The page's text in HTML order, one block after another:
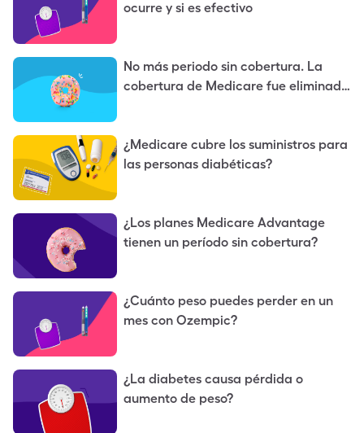
ocurre y si es efectivo
No más periodo sin cobertura. La
cobertura de Medicare fue eliminada
¿Medicare cubre los suministros para
las personas diabéticas?
¿Los planes Medicare Advantage
tienen un período sin cobertura?
¿Cuánto peso puedes perder en un
mes con Ozempic?
¿La diabetes causa pérdida o
aumento de peso?